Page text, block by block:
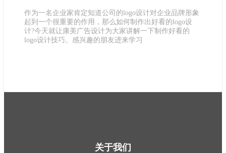
作为一名企业家肯定知道公司的logo设计对企业品牌形象
起到一个很重要的作用，那么如何制作出好看的logo设
计?今天就让康美广告设计为大家讲解一下制作好看的
logo设计技巧。感兴趣的朋友进来学习
关于我们